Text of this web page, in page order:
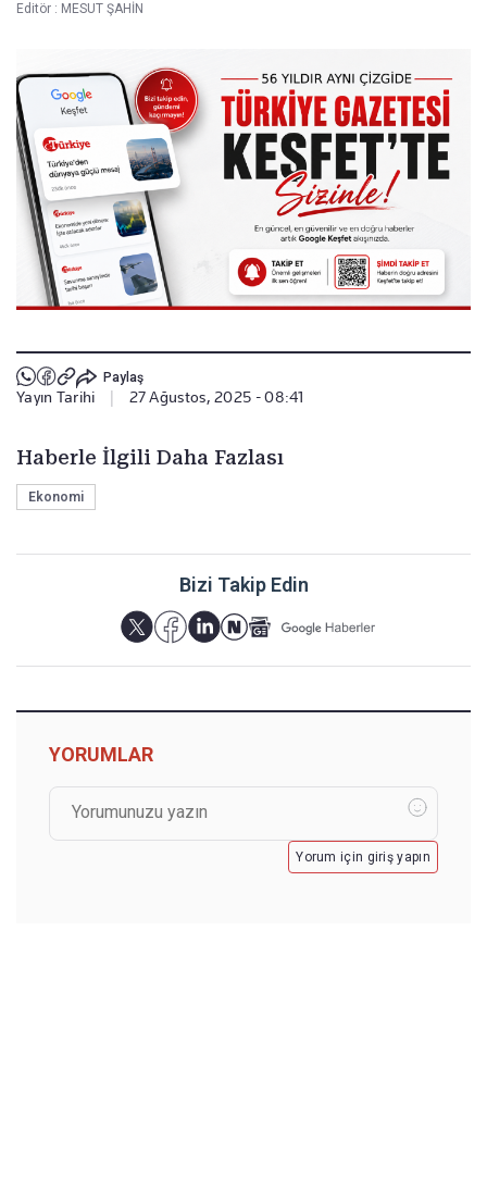
Editör : MESUT ŞAHİN
Paylaş
Yayın Tarihi 27 Ağustos, 2025 - 08:41
Haberle İlgili Daha Fazlası
Ekonomi
Bizi Takip Edin
YORUMLAR
Yorum için giriş yapın